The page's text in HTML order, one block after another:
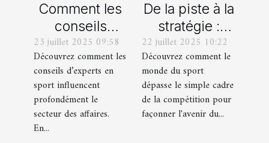
Comment les
conseils
d'experts en
sport
peuvent-ils
transformer le
secteur des
23 juillet 2025 09:58
Découvrez comment les
conseils d’experts en
sport influencent
profondément le
secteur des affaires.
En...
De la piste à la
stratégie :
quand les
athlètes
influencent les
grandes
entreprises ?
22 juillet 2025 10:22
Découvrez comment le
monde du sport
dépasse le simple cadre
de la compétition pour
façonner l'avenir du...